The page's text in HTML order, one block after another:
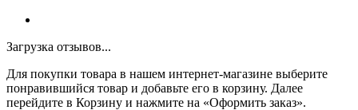
Загрузка отзывов...
Для покупки товара в нашем интернет-магазине выберите
понравившийся товар и добавьте его в корзину. Далее
перейдите в Корзину и нажмите на «Оформить заказ».